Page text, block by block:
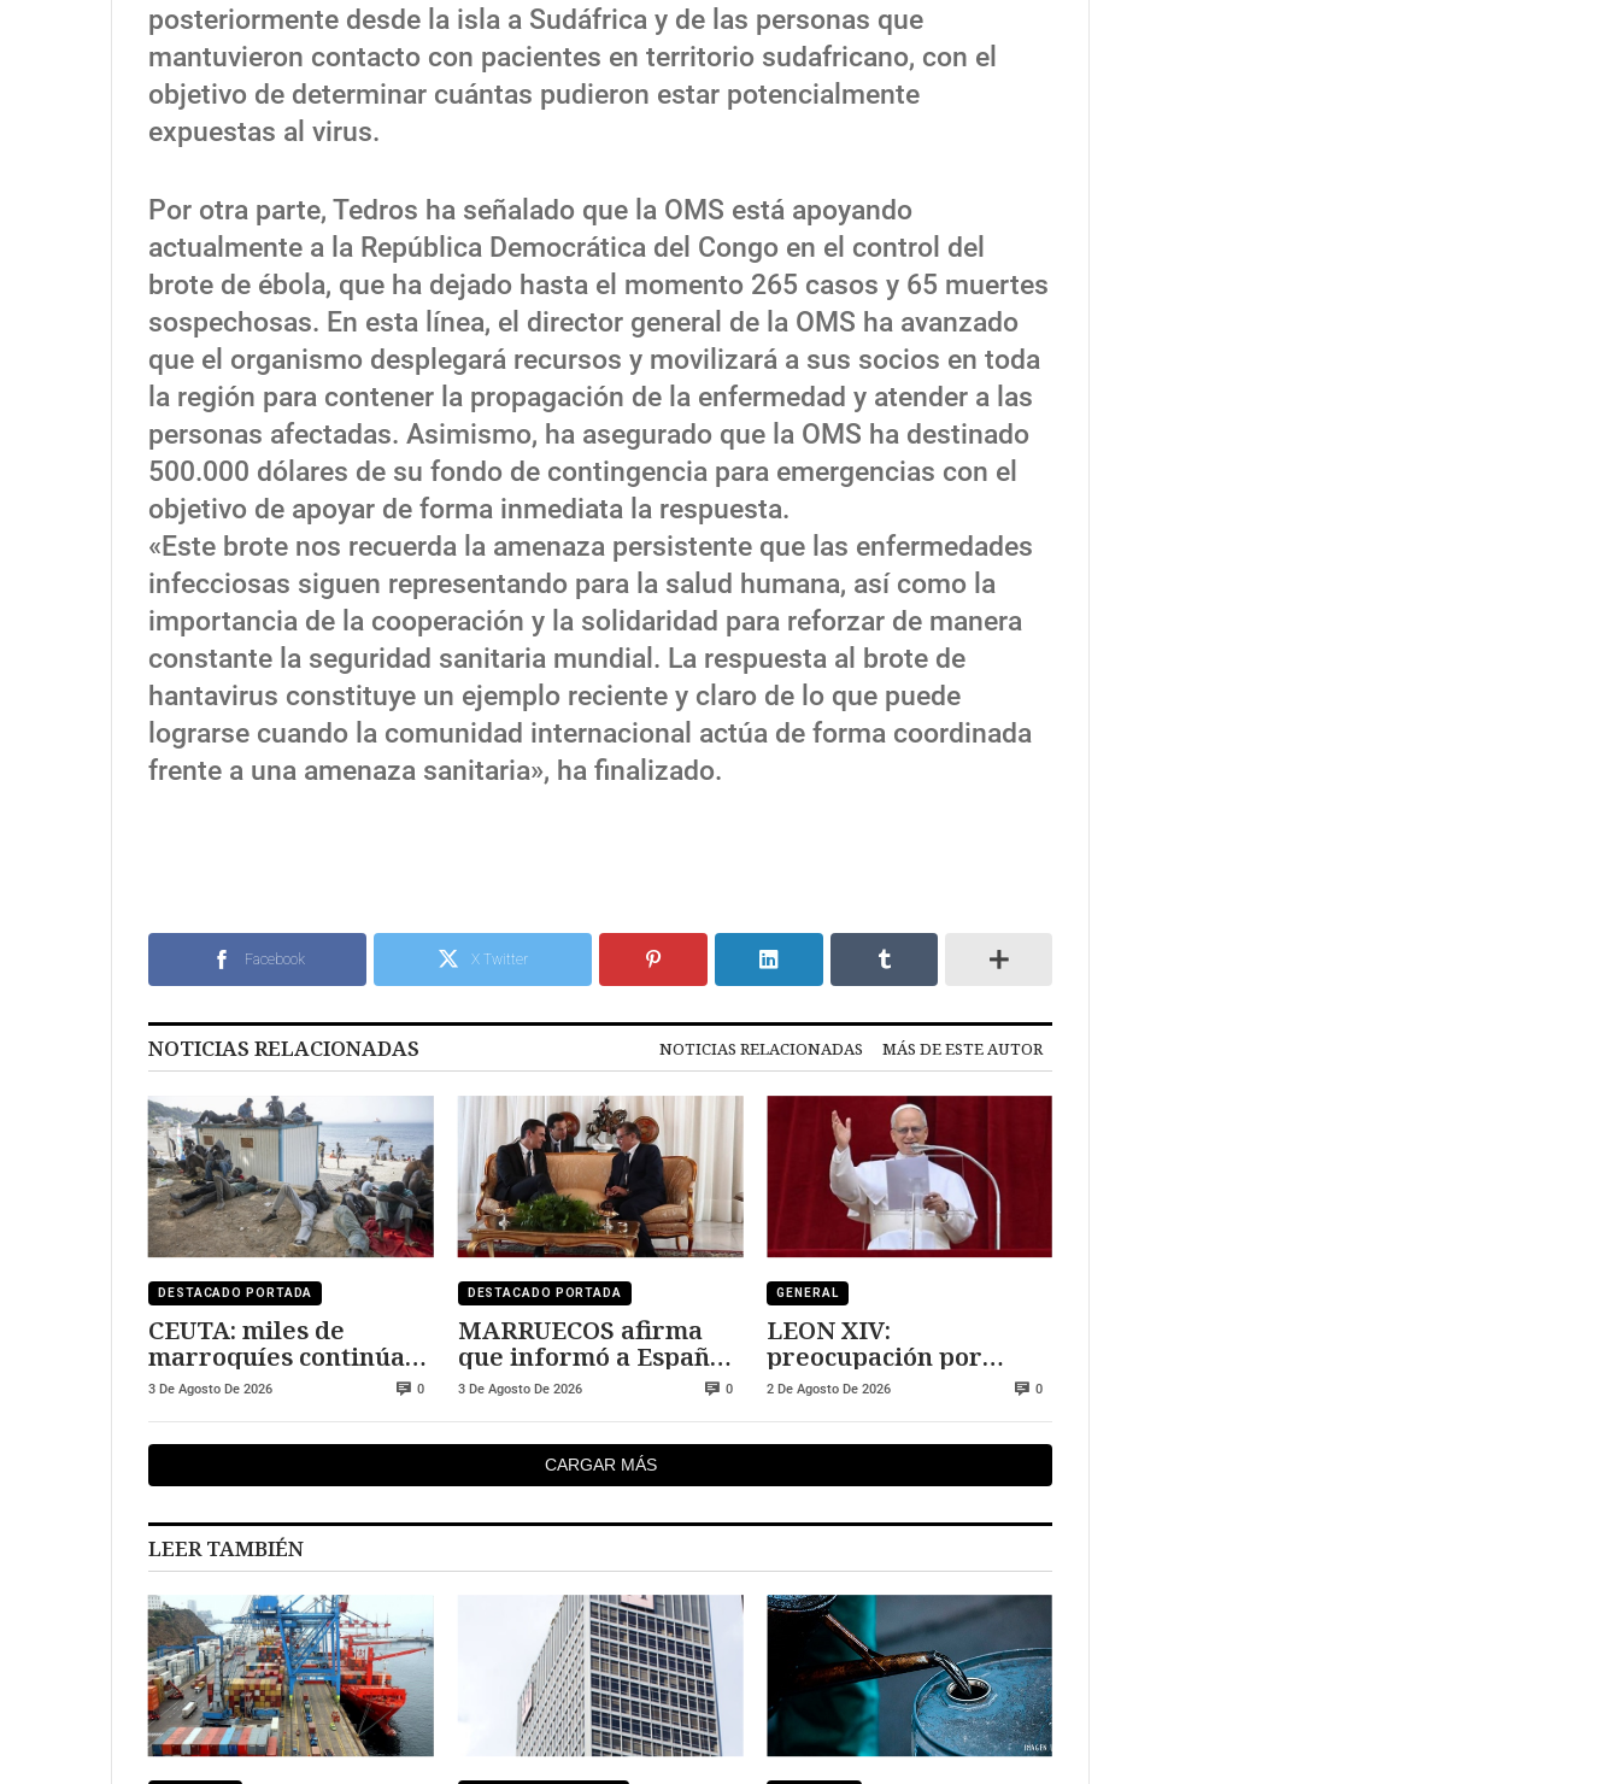
posteriormente desde la isla a Sudáfrica y de las personas que
mantuvieron contacto con pacientes en territorio sudafricano, con el
objetivo de determinar cuántas pudieron estar potencialmente
expuestas al virus.
Por otra parte, Tedros ha señalado que la OMS está apoyando
actualmente a la República Democrática del Congo en el control del
brote de ébola, que ha dejado hasta el momento 265 casos y 65 muertes
sospechosas. En esta línea, el director general de la OMS ha avanzado
que el organismo desplegará recursos y movilizará a sus socios en toda
la región para contener la propagación de la enfermedad y atender a las
personas afectadas. Asimismo, ha asegurado que la OMS ha destinado
500.000 dólares de su fondo de contingencia para emergencias con el
objetivo de apoyar de forma inmediata la respuesta.
«Este brote nos recuerda la amenaza persistente que las enfermedades
infecciosas siguen representando para la salud humana, así como la
importancia de la cooperación y la solidaridad para reforzar de manera
constante la seguridad sanitaria mundial. La respuesta al brote de
hantavirus constituye un ejemplo reciente y claro de lo que puede
lograrse cuando la comunidad internacional actúa de forma coordinada
frente a una amenaza sanitaria», ha finalizado.
Facebook X Twitter
NOTICIAS RELACIONADAS NOTICIAS RELACIONADAS MÁS DE ESTE AUTOR
DESTACADO PORTADA
CEUTA: miles de
marroquíes continúan
en la ciudad
3 De Agosto De 2026 0
DESTACADO PORTADA
MARRUECOS afirma
que informó a España
de la crisis
3 De Agosto De 2026 0
GENERAL
LEON XIV:
preocupación por
situación de Ceuta
2 De Agosto De 2026 0
CARGAR MÁS
LEER TAMBIÉN